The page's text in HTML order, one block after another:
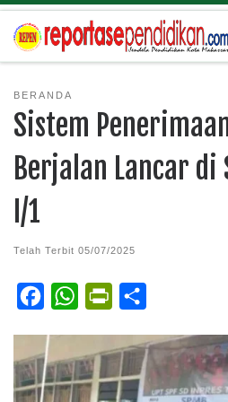
BERANDA
Sistem
Berjalan Lancar di
I/1
Telah Terbit 05/07/2025
c
e
W
t
i
n
a
r